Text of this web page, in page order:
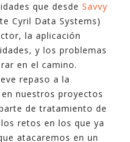
que desde Savvy
Cyril Data Systems)
la aplicación
y los problemas
en el camino.
repaso a la
nuestros proyectos
de tratamiento de
retos en los que ya
atacaremos en un